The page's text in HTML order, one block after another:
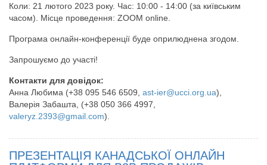
Коли: 21 лютого 2023 року. Час: 10:00 - 14:00 (за київським
часом). Місце проведення: ZOOM online.
Програма онлайн-конференції буде оприлюднена згодом.
Запрошуємо до участі!
Контакти для довідок:
Анна Любима (+38 095 546 6509, ast-ier@ucci.org.ua),
Валерія Забашта, (+38 050 366 4997,
valeryz.2393@gmail.com).
ПРЕЗЕНТАЦІЯ КАНАДСЬКОЇ ОНЛАЙН